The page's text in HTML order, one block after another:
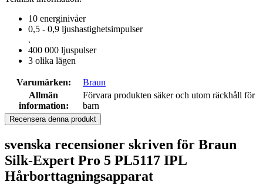
10 energinivåer
0,5 - 0,9 ljushastighetsimpulser
.
400 000 ljuspulser
3 olika lägen
Varumärken:
Braun
Allmän
information:
Förvara produkten säker och utom räckhåll för
barn
Recensera denna produkt
svenska recensioner skriven för Braun
Silk-Expert Pro 5 PL5117 IPL
Hårborttagningsapparat